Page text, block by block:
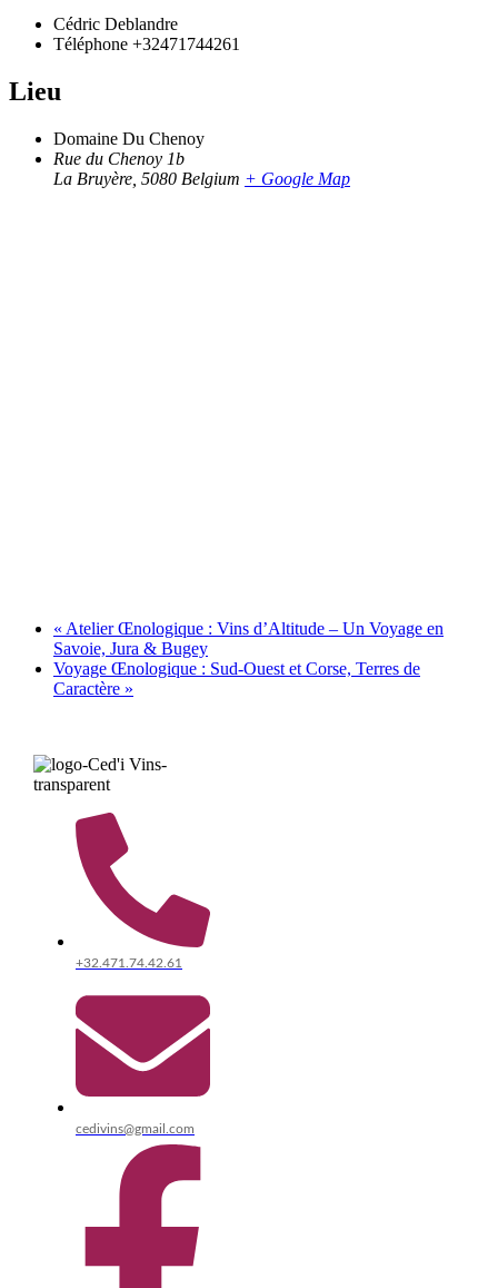
Cédric Deblandre
Téléphone +32471744261
Lieu
Domaine Du Chenoy
Rue du Chenoy 1b
La Bruyère 5080 Belgium + Google Map
« Atelier Œnologique : Vins d’Altitude – Un Voyage en
Savoie, Jura & Bugey
Voyage Œnologique : Sud-Ouest et Corse, Terres de
Caractère »
+32.471.74.42.61
cedivins@gmail.com